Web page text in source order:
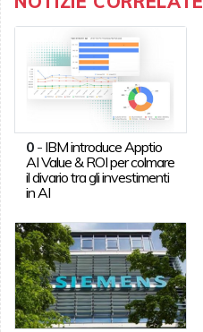
0- IBM introduce Apptio
AI Value & ROI per colmare
il divario tra gli investimenti
in AI